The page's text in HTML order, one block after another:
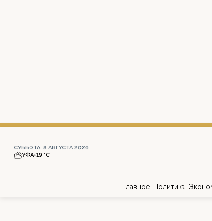
СУББОТА, 8 АВГУСТА 2026
УФА+19 °С
Главное Политика